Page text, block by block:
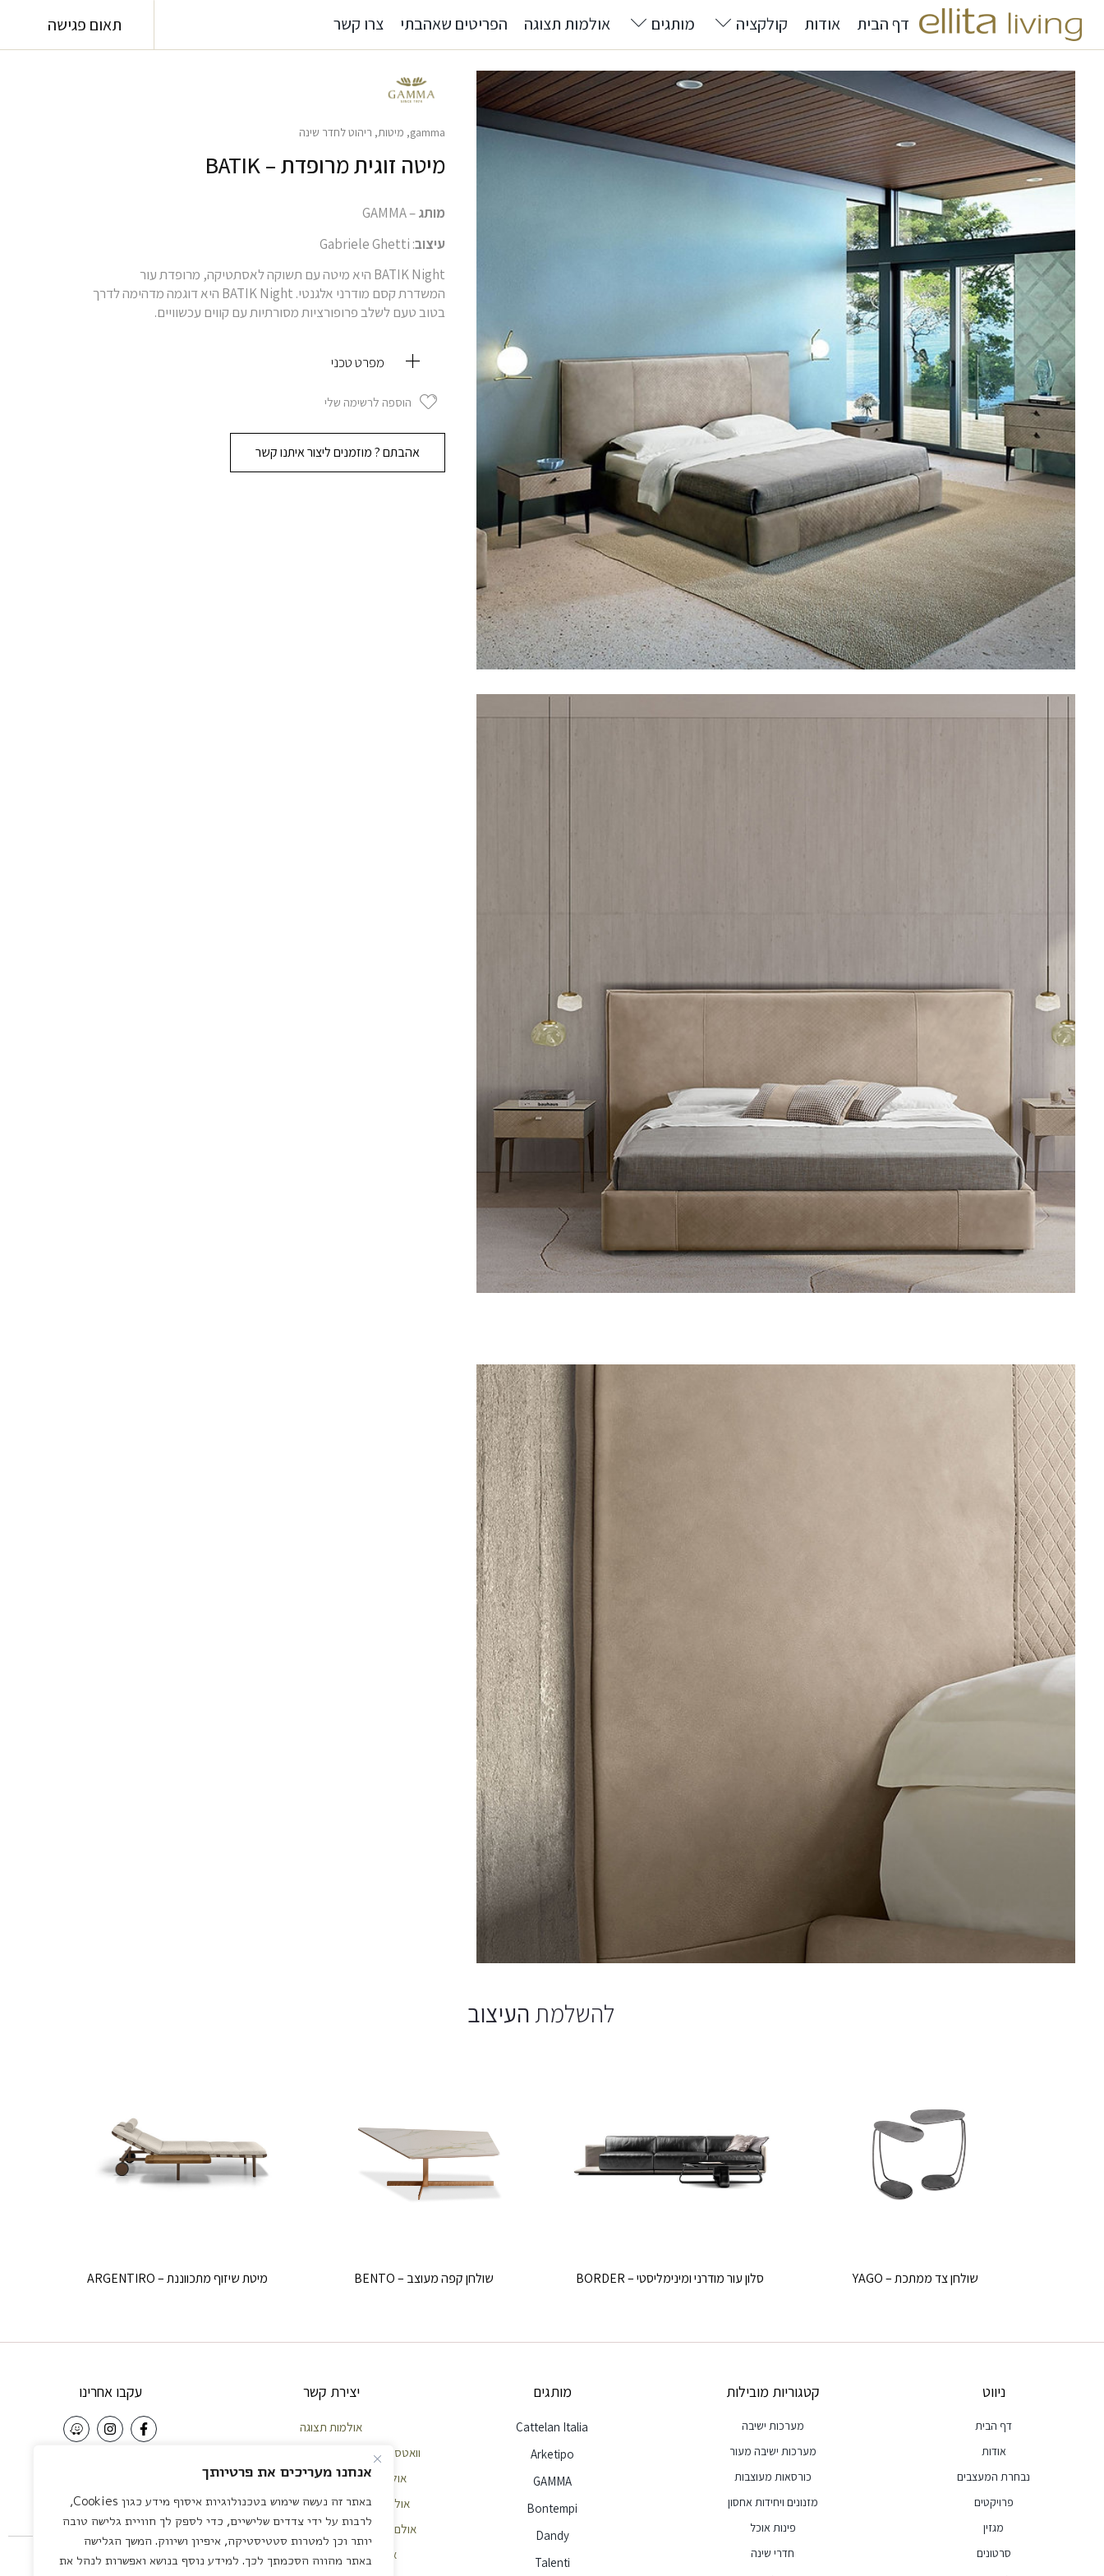
אנחנו מעריכים את פרטיותך
באתר זה נעשה שימוש בטכנולוגיות איסוף מידע כגון Cookies,
לרבות על ידי צדדים שלישיים, כדי לספק לך חוויית גלישה טובה
יותר וכן למטרות סטטיסטיקה, איפיון ושיווק. המשך הגלישה
באתר מהווה הסכמתך לכך. למידע נוסף בנושא ואפשרות לנהל את
דף הבית אודות קולקציה מותגים אולמות תצוגה הפריטים שאהבתי צרו קשר תאום פגישה
gamma
, מיטות, ריהוט לחדר שינה
מיטה זוגית מרופדת – BATIK
מותג– GAMMA
עיצוב: Gabriele Ghetti
BATIK Night היא מיטה עם תשוקה לאסתטיקה, מרופדת עור
המשדרת קסם מודרני אלגנטי. BATIK Night היא דוגמה מדהימה לדרך
בטוב טעם לשלב פרופורציות מסורתיות עם קווים עכשוויים.
מפרט טכני
הוספה לרשימה שלי
אהבתם ? מוזמנים ליצור איתנו קשר
להשלמתהעיצוב
שולחן צד ממתכת – YAGO סלון עור מודרני ומינימליסטי – BORDER שולחן קפה מעוצב – BENTO מיטת שיזוף מתכווננת – ARGENTIRO
ניווט
דף הבית
אודות
נבחרת המעצבים
פרויקטים
מגזין
סרטונים
קטגוריות מובילות
מערכות ישיבה
מערכות ישיבה מעור
כורסאות מעוצבות
מזנונים ויחידות אחסון
פינות אוכל
חדרי שינה
מותגים
Cattelan Italia
Arketipo
GAMMA
Bontempi
Dandy
Talenti
יצירת קשר
אולמות תצוגה
וואטסאפ שירות לקוחות – 058-5921010
אולם תצוגה חיפה – 04-8422642
אולם תצוגה הרצליה – 03-7581111
אולם תצוגה ראשון לציון – 03-7581111
אימייל - service@ellita.co.il
עקבו אחרינו